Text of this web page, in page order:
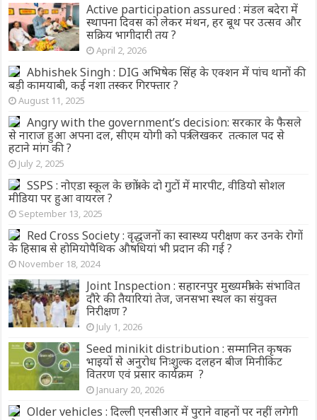
Active participation assured : मंडल बदेरा में
स्थापना दिवस को लेकर मंथन, हर बूथ पर उत्सव और
सक्रिय भागीदारी तय ?
April 2, 2026
Abhishek Singh : DIG अभिषेक सिंह के एक्शन में पांच थानों की
बड़ी कामयाबी, कई नशा तस्कर गिरफ्तार ?
August 11, 2025
Angry with the government’s decision: सरकार के फैसले
से नाराज हुआ अपना दल, सीएम योगी को पत्र लिखकर तत्काल पद से
हटाने मांग की ?
July 2, 2025
SSPS : नोएडा स्कूल के छात्रों के दो गुटों में मारपीट, वीडियो सोशल
मीडिया पर हुआ वायरल ?
September 13, 2025
Red Cross Society : वृद्धजनों का स्वास्थ्य परीक्षण कर उनके रोगों
के हिसाब से होमियोपैथिक औषधियां भी प्रदान की गई ?
November 18, 2024
Joint Inspection : सहारनपुर मुख्यमंत्री के संभावित
दौरे की तैयारियां तेज, जनसभा स्थल का संयुक्त
निरीक्षण ?
July 1, 2026
Seed minikit distribution : सम्मानित कृषक
भाइयों से अनुरोध निःशुल्क दलहन बीज मिनीकिट
वितरण एवं प्रसार कार्यक्रम ?
January 20, 2026
Older vehicles : दिल्ली एनसीआर में पुराने वाहनों पर नहीं लगेगी